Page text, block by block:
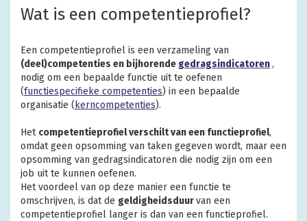
Wat is een competentieprofiel?
Een competentieprofiel is een verzameling van
(deel)competenties en bijhorende gedragsindicatoren,
nodig om een bepaalde functie uit te oefenen
(functiespecifieke competenties) in een bepaalde
organisatie ( kerncompetenties).
Het competentieprofiel verschilt van een functieprofiel,
omdat geen opsomming van taken gegeven wordt, maar een
opsomming van gedragsindicatoren die nodig zijn om een
job uit te kunnen oefenen.
Het voordeel van op deze manier een functie te
omschrijven, is dat de geldigheidsduurvan een
competentieprofiel langer is dan van een functieprofiel.